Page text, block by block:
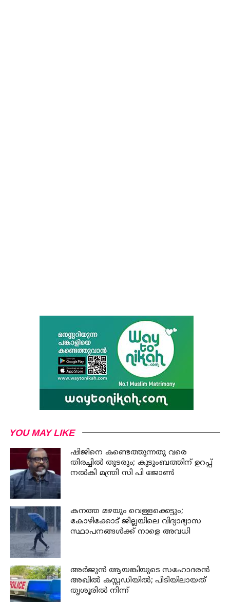
YOU MAY LIKE
ഷിജിനെ കണ്ടെത്തുന്നതു വരെ
തിരച്ചില്‍ തുടരും; കുടുംബത്തിന് ഉറപ്പ്
നല്‍കി മന്ത്രി സി പി ജോണ്‍
കനത്ത മഴയും വെള്ളക്കെട്ടും;
കോഴിക്കോട് ജില്ലയിലെ വിദ്യാഭ്യാസ
സ്ഥാപനങ്ങള്‍ക്ക് നാളെ അവധി
അര്‍ജുന്‍ ആയങ്കിയുടെ സഹോദരന്‍
അഖില്‍ കസ്റ്റഡിയില്‍; പിടിയിലായത്
തൃശൂരില്‍ നിന്ന്